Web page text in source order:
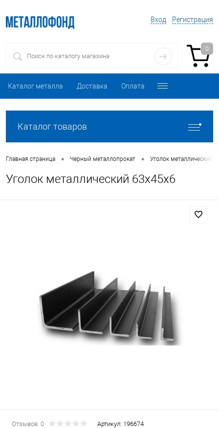
Вход Регистрация
0
Каталог металла Доставка Оплата
Каталог товаров
Главная страница • Черный металлопрокат • Уголок металлический
Уголок металлический 63х45х6
Отзывов: 0 Артикул: 196674